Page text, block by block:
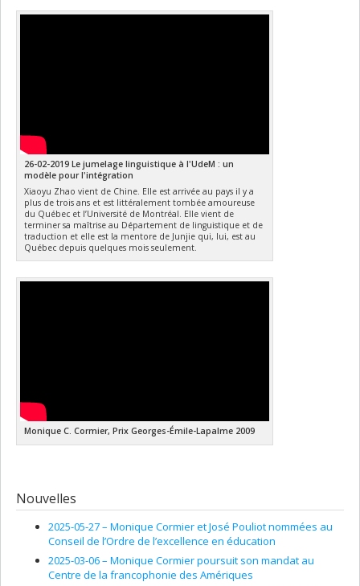
26-02-2019 Le jumelage linguistique à l'UdeM : un
modèle pour l'intégration
Xiaoyu Zhao vient de Chine. Elle est arrivée au pays il y a
plus de trois ans et est littéralement tombée amoureuse
du Québec et l’Université de Montréal. Elle vient de
terminer sa maîtrise au Département de linguistique et de
traduction et elle est la mentore de Junjie qui, lui, est au
Québec depuis quelques mois seulement.
Monique C. Cormier, Prix Georges-Émile-Lapalme 2009
Nouvelles
2025-05-27 – Monique Cormier et José Pouliot nommées au
Conseil de l’Ordre de l’excellence en éducation
2025-03-06 – Monique Cormier poursuit son mandat au
Centre de la francophonie des Amériques